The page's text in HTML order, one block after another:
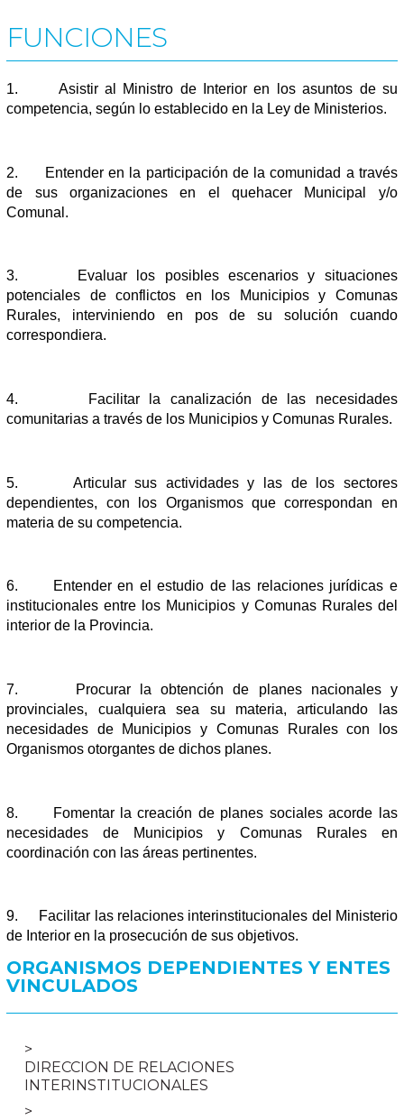
FUNCIONES
1.
Asistir al Ministro de Interior en los asuntos de su
competencia, según lo establecido en la Ley de Ministerios.
2.
Entender en la participación de la comunidad a través
de sus organizaciones en el quehacer Municipal y/o
Comunal.
3.
Evaluar los posibles escenarios y situaciones
potenciales de conflictos en los Municipios y Comunas
Rurales, interviniendo en pos de su solución cuando
correspondiera.
4.
Facilitar la canalización de las necesidades
comunitarias a través de los Municipios y Comunas Rurales.
5.
Articular sus actividades y las de los sectores
dependientes, con los Organismos que correspondan en
materia de su competencia.
6.
Entender en el estudio de las relaciones jurídicas e
institucionales entre los Municipios y Comunas Rurales del
interior de la Provincia.
7.
Procurar la obtención de planes nacionales y
provinciales, cualquiera sea su materia, articulando las
necesidades de Municipios y Comunas Rurales con los
Organismos otorgantes de dichos planes.
8.
Fomentar la creación de planes sociales acorde las
necesidades de Municipios y Comunas Rurales en
coordinación con las áreas pertinentes.
9.
Facilitar las relaciones interinstitucionales del Ministerio
de Interior en la prosecución de sus objetivos.
ORGANISMOS DEPENDIENTES Y ENTES
VINCULADOS
DIRECCION DE RELACIONES
INTERINSTITUCIONALES